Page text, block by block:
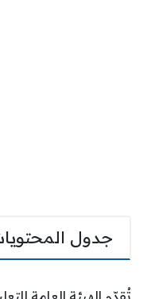
جدول